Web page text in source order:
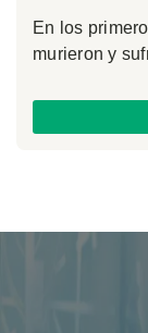
En los
murieron y